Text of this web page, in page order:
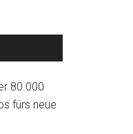
80.000
fürs neue